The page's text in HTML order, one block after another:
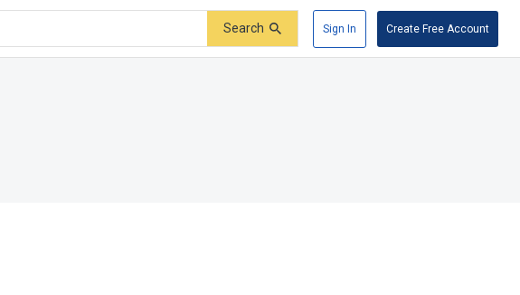
Search Sign In Create Free Account